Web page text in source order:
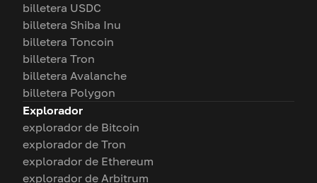
billetera USDC
billetera Shiba Inu
billetera Toncoin
billetera Tron
billetera Avalanche
billetera Polygon
Explorador
explorador de Bitcoin
explorador de Tron
explorador de Ethereum
explorador de Arbitrum